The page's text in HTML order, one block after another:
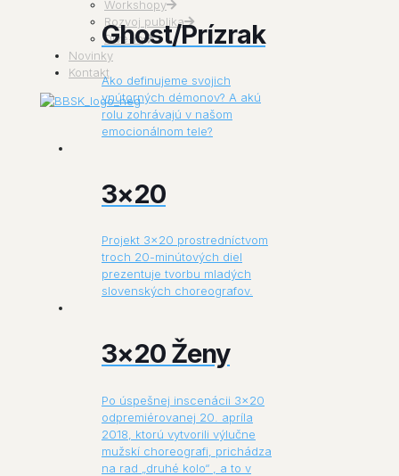
Workshopy
Rozvoj publika
Dive-in
Novinky
Kontakt
Ghost/Prízrak
Ako definujeme svojich
vnútorných démonov? A akú
rolu zohrávajú v našom
emocionálnom tele?
3×20
Projekt 3×20 prostredníctvom
troch 20-minútových diel
prezentuje tvorbu mladých
slovenských choreografov.
3×20 Ženy
Po úspešnej inscenácii 3×20
odpremiérovanej 20. apríla
2018, ktorú vytvorili výlučne
mužskí choreografi, prichádza
na rad „druhé kolo“ , a to v